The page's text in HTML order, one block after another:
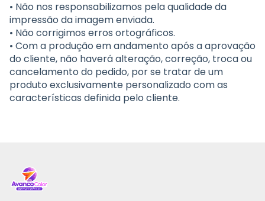
• Não nos responsabilizamos pela qualidade da
impressão da imagem enviada.
• Não corrigimos erros ortográficos.
• Com a produção em andamento após a aprovação
do cliente, não haverá alteração, correção, troca ou
cancelamento do pedido, por se tratar de um
produto exclusivamente personalizado com as
características definida pelo cliente.